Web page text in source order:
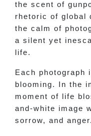
the scent of
rhetoric of global
the calm of
a silent yet
life.
Each photograph
blooming. In the
moment of life
and-white image
sorrow, and anger.